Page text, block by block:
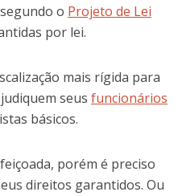
o Projeto de Lei
por lei.
mais rígida para
seus funcionários
básicos.
porém é preciso
direitos garantidos. Ou